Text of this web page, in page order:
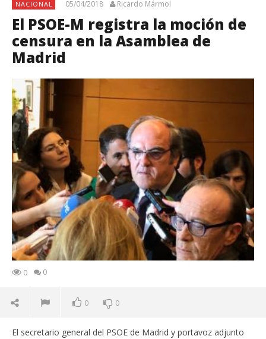
NACIONAL 05/04/2018 Ricardo Mármol
El PSOE-M registra la moción de
censura en la Asamblea de
Madrid
0 0
0 0
El secretario general del PSOE de Madrid y portavoz adjunto